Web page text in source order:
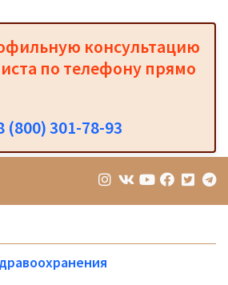
консультацию
по телефону прямо
(800) 301-78-93